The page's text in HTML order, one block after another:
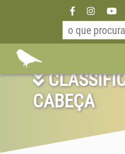
CABEÇA